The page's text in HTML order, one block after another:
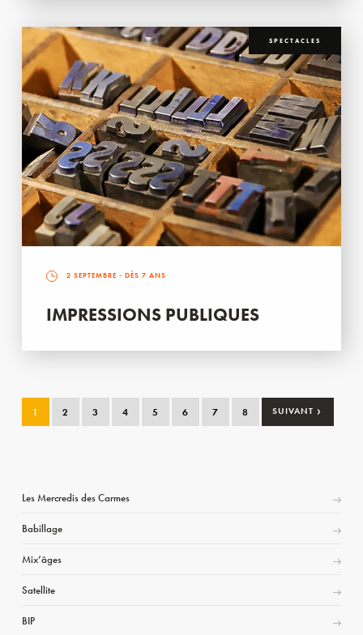
SPECTACLES
2 SEPTEMBRE - DÈS 7 ANS
IMPRESSIONS PUBLIQUES
1 2 3 4 5 6 7 8 SUIVANT ›
Les Mercredis des Carmes
Babillage
Mix’âges
Satellite
BIP